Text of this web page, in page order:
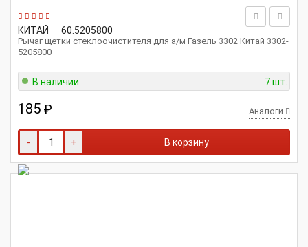
КИТАЙ 60.5205800
Рычаг щетки стеклоочистителя для а/м Газель 3302 Китай 3302-
5205800
В наличии 7 шт.
185 ₽ Аналоги
- + В корзину